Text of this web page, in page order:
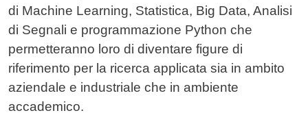
di Machine Learning, Statistica, Big Data, Analisi
di Segnali e programmazione Python che
permetteranno loro di diventare figure di
riferimento per la ricerca applicata sia in ambito
aziendale e industriale che in ambiente
accademico.